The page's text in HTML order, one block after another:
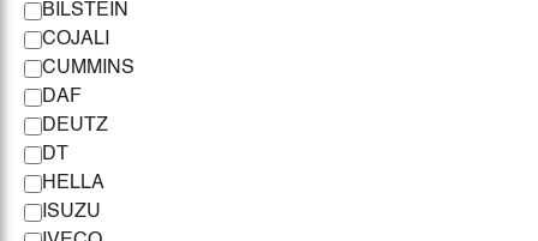
BILSTEIN
COJALI
CUMMINS
DAF
DEUTZ
DT
HELLA
ISUZU